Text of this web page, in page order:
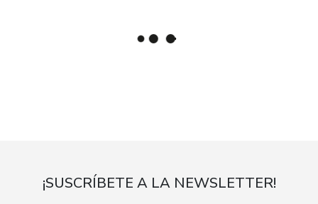
¡SUSCRÍBETE A LA NEWSLETTER!